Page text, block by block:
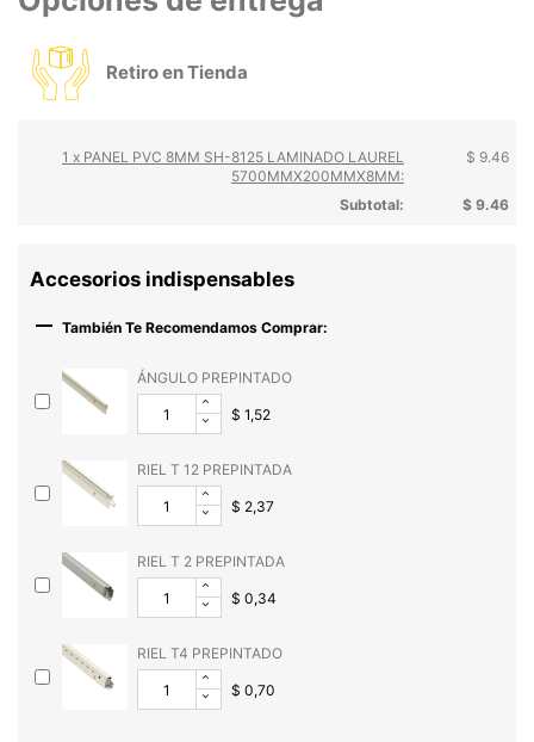
Retiro en Tienda
1 x PANEL PVC 8MM SH-8125 LAMINADO LAUREL
5700MMX200MMX8MM:
$ 9.46
Subtotal: $ 9.46
Accesorios indispensables
 También Te Recomendamos Comprar:
ÁNGULO PREPINTADO
$ 1,52
RIEL T 12 PREPINTADA
$ 2,37
RIEL T 2 PREPINTADA
$ 0,34
RIEL T4 PREPINTADO
$ 0,70